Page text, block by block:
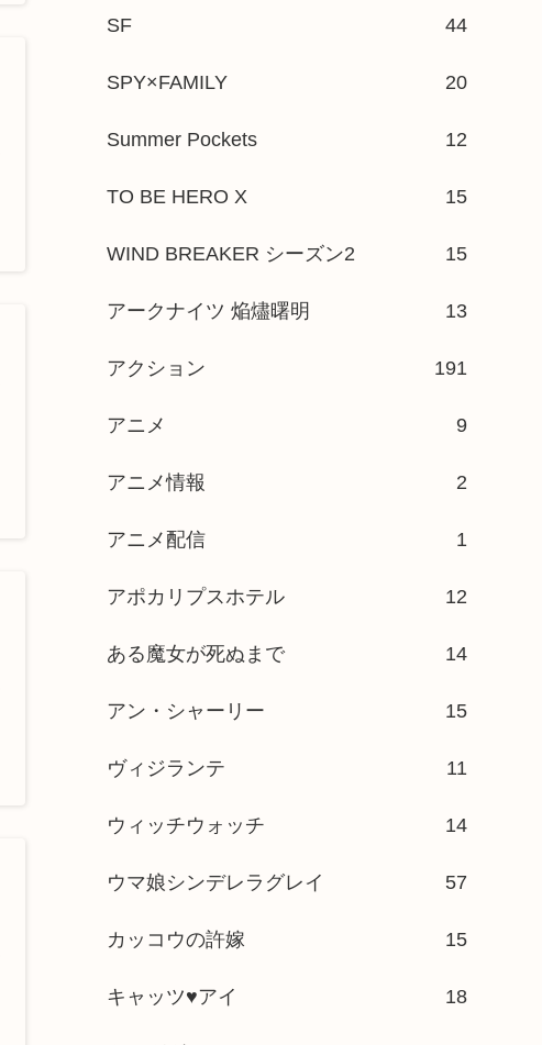
SF 44
SPY×FAMILY 20
Summer Pockets 12
TO BE HERO X 15
WIND BREAKER シーズン2 15
アークナイツ 焔燼曙明 13
アクション 191
アニメ 9
アニメ情報 2
アニメ配信 1
アポカリプスホテル 12
ある魔女が死ぬまで 14
アン・シャーリー 15
ヴィジランテ 11
ウィッチウォッチ 14
ウマ娘シンデレラグレイ 57
カッコウの許嫁 15
キャッツ♥アイ 18